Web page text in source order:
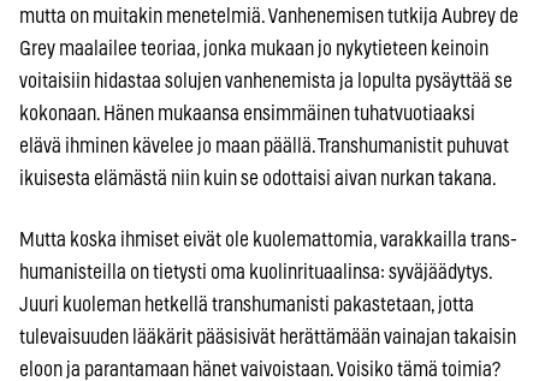
mutta on muitakin menetelmiä. Vanhenemisen tutkija Aubrey de
Grey maalailee teoriaa, jonka mukaan jo nykytieteen keinoin
voitaisiin hidastaa solujen vanhenemista ja lopulta pysäyttää se
kokonaan. Hänen mukaansa ensimmäinen tuhatvuotiaaksi
elävä ihminen kävelee jo maan päällä. Transhumanistit puhuvat
ikuisesta elämästä niin kuin se odottaisi aivan nurkan takana.
Mutta koska ihmiset eivät ole kuolemattomia, varakkailla trans-
humanisteilla on tietysti oma kuolinrituaalinsa: syväjäädytys.
Juuri kuoleman hetkellä transhumanisti pakastetaan, jotta
tulevaisuuden lääkärit pääsisivät herättämään vainajan takaisin
eloon ja parantamaan hänet vaivoistaan. Voisiko tämä toimia?